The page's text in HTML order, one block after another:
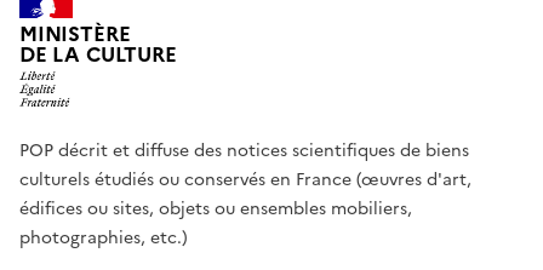
MINISTÈRE
DE LA CULTURE
POP décrit et diffuse des notices scientifiques de biens
culturels étudiés ou conservés en France (œuvres d'art,
édifices ou sites, objets ou ensembles mobiliers,
photographies, etc.)